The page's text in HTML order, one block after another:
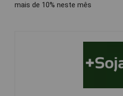
mais de 10% neste mês